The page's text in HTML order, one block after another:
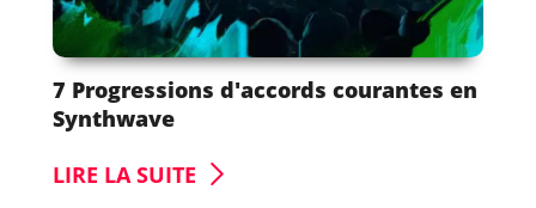
7 Progressions d'accords courantes en
Synthwave
LIRE LA SUITE